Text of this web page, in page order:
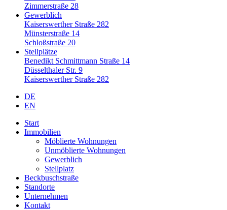
Zimmerstraße 28
Gewerblich
Kaiserswerther Straße 282
Münsterstraße 14
Schloßstraße 20
Stellplätze
Benedikt Schmittmann Straße 14
Düsselthaler Str. 9
Kaiserswerther Straße 282
DE
EN
Start
Immobilien
Möblierte Wohnungen
Unmöblierte Wohnungen
Gewerblich
Stellplatz
Beckbuschstraße
Standorte
Unternehmen
Kontakt